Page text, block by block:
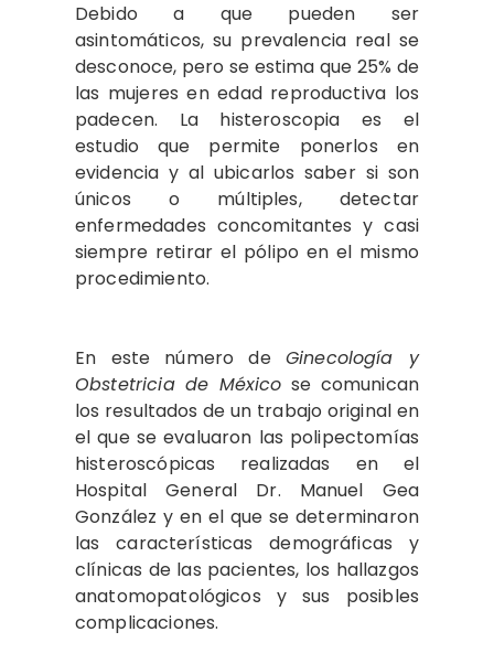
Debido a que pueden ser
asintomáticos, su prevalencia real se
desconoce, pero se estima que 25% de
las mujeres en edad reproductiva los
padecen. La histeroscopia es el
estudio que permite ponerlos en
evidencia y al ubicarlos saber si son
únicos o múltiples, detectar
enfermedades concomitantes y casi
siempre retirar el pólipo en el mismo
procedimiento.
En este número de Ginecología y
Obstetricia de México se comunican
los resultados de un trabajo original en
el que se evaluaron las polipectomías
histeroscópicas realizadas en el
Hospital General Dr. Manuel Gea
González y en el que se determinaron
las características demográficas y
clínicas de las pacientes, los hallazgos
anatomopatológicos y sus posibles
complicaciones.